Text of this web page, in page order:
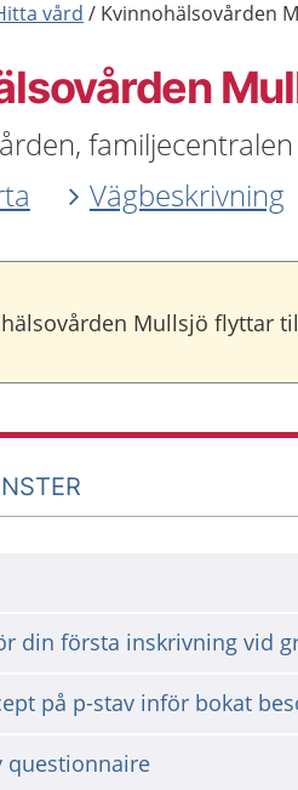
vård Kvinnohälsovården
Vägbeskrivning
Mullsjö flyttar
på p-stav inför bokat
questionnaire